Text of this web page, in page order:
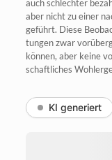
auch schlech­ter
aber nicht zu einer
geführt. Die­se
tun­gen zwar
kön­nen, aber kei­ne
schaft­li­ches
KI generiert